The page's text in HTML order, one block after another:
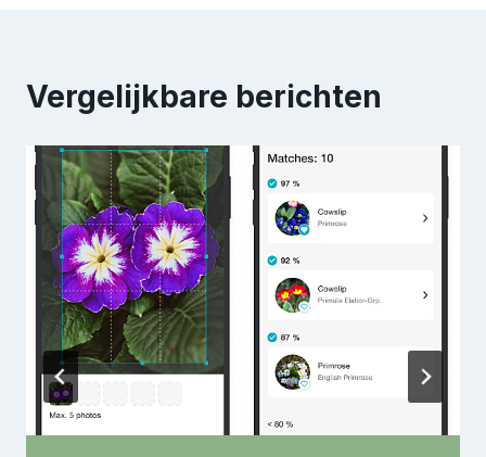
Vergelijkbare berichten